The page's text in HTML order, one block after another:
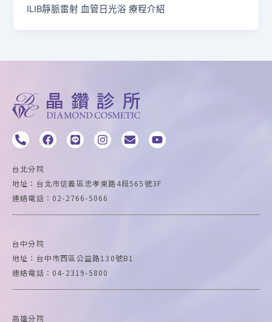
ILIB靜脈雷射 血管日光浴 療程介紹
P
h
n
e
-
a
l
F
a
b
o
o
k
L
i
I
n
a
g
r
a
E
n
l
o
e
Y
o
u
b
台北分院
地址：台北市信義區忠孝東路4段565號3F
連絡電話：02-2766-5066
台中分院
地址：台中市西區公益路130號B1
連絡電話：04-2319-5800
高雄分院